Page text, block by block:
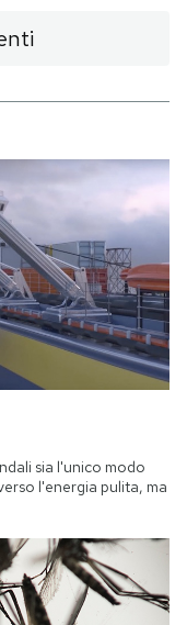
sia l'unico modo
l'energia pulita, ma